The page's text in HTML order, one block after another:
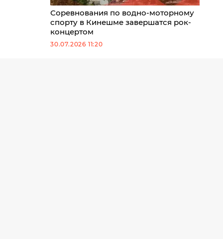
Соревнования по водно-моторному
спорту в Кинешме завершатся рок-
концертом
30.07.2026 11:20